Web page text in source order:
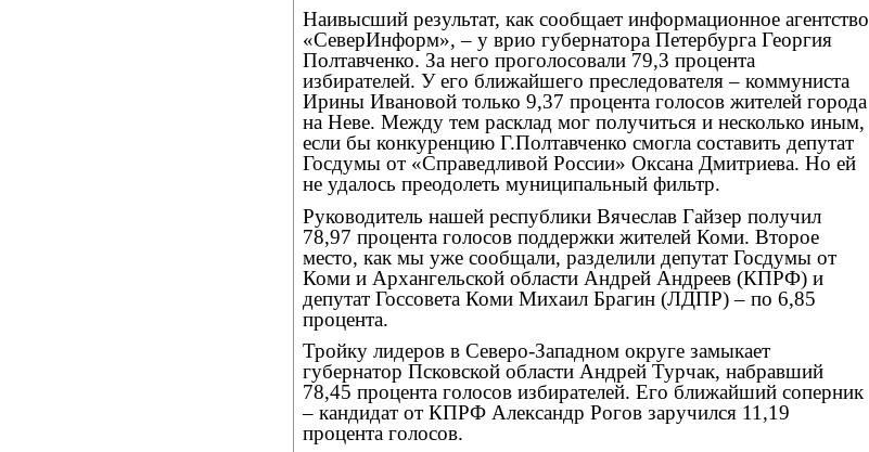
Наивысший результат, как сообщает информационное агентство
«СеверИнформ», – у врио губернатора Петербурга Георгия
Полтавченко. За него проголосовали 79,3 процента
избирателей. У его ближайшего преследователя – коммуниста
Ирины Ивановой только 9,37 процента голосов жителей города
на Неве. Между тем расклад мог получиться и несколько иным,
если бы конкуренцию Г.Полтавченко смогла составить депутат
Госдумы от «Справедливой России» Оксана Дмитриева. Но ей
не удалось преодолеть муниципальный фильтр.
Руководитель нашей республики Вячеслав Гайзер получил
78,97 процента голосов поддержки жителей Коми. Второе
место, как мы уже сообщали, разделили депутат Госдумы от
Коми и Архангельской области Андрей Андреев (КПРФ) и
депутат Госсовета Коми Михаил Брагин (ЛДПР) – по 6,85
процента.
Тройку лидеров в Северо-Западном округе замыкает
губернатор Псковской области Андрей Турчак, набравший
78,45 процента голосов избирателей. Его ближайший соперник
– кандидат от КПРФ Александр Рогов заручился 11,19
процента голосов.